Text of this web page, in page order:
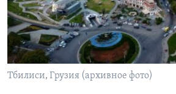
Learning English
СОЦИАЛЬНЫЕ СЕТИ
Тбилиси, Грузия (архивное фото)